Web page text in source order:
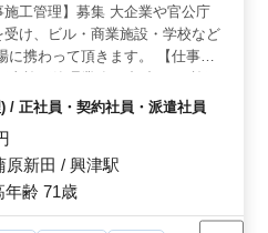
施工管理】募集 大企業や官公庁
受け、ビル・商業施設・学校など
に携わって頂きます。 【仕事内
工事の工程、品質、安全管理 ・
募ください! 50代、60代の方も
【有資格者優遇】 ・1級電気工
士 ・2級電気工事施工管理技士
/ 正社員・契約社員・派遣社員
原新田 / 興津駅
年齢 71歳